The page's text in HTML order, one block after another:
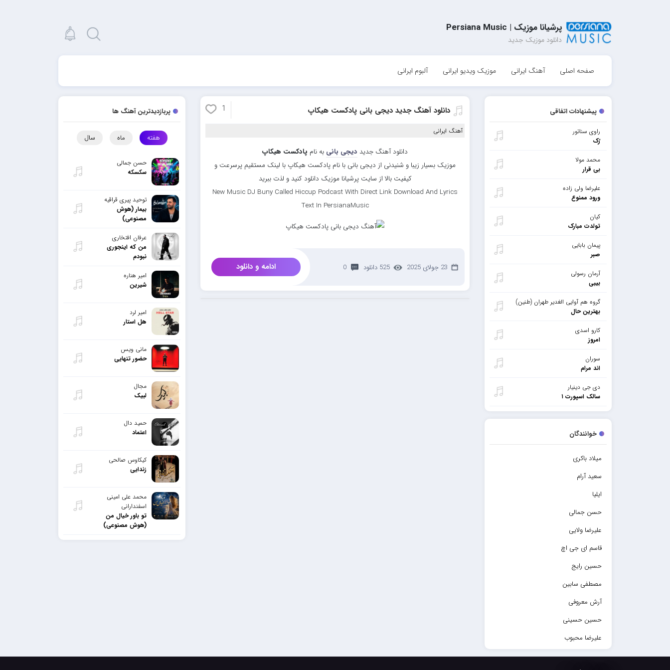
پرشیانا موزیک | Persiana Music
دانلود موزیک جدید
صفحه اصلی آهنگ ایرانی موزیک ویدیو ایرانی آلبوم ایرانی
پیشنهادات اتفاقی
راوی سناتور
رُک
محمد مولا
بی قرار
علیرضا ولی زاده
ورود ممنوع
کیان
تولدت مبارک
پیمان بابایی
صبر
آرمان رسولی
بیبی
گروه هم آوایی الغدیر طهران (طنین)
بهترین حال
کارو اسدی
امروز
سوران
اند مرام
دی جی دینیار
سالک اسپورت ۱
خوانندگان
میلاد باکری
سعید آرام
ایلیا
حسن جمالی
علیرضا ولایی
قاسم ای جی اچ
حسین رایج
مصطفی سابین
آرش معروفی
حسین حسینی
علیرضا محبوب
حسین حصارکی
دانلود آهنگ جدید دیجی بانی پادکست هیکاپ 1
آهنگ ایرانی
دانلود آهنگ جدید دیجی بانی به نام پادکست هیکاپ
موزیک بسیار زیبا و شنیدنی از دیجی بانی با نام پادکست هیکاپ با لینک مستقیم پرسرعت و
کیفیت بالا از سایت پرشیانا موزیک دانلود کنید و لذت ببرید
New Music DJ Buny Called Hiccup Podcast With Direct Link Download And Lyrics
Text In PersianaMusic
23 جولای 2025 525 دانلود 0 ادامه و دانلود
پربازدیدترین آهنگ ها
هفته ماه سال
حسن جمالی
سکسکه
توحید پیری قراقیه
بیمار (هوش
مصنوعی)
عرفان افتخاری
من که اینجوری
نبودم
امیر هناره
شیرین
امیر لرد
هل استار
مانی ویس
حضور تنهایی
مجال
لبیک
حمید دال
اعتماد
کیکاوس صالحی
زندایی
محمد علی امینی
اسفندارانی
تو باور خیال من
(هوش مصنوعی)